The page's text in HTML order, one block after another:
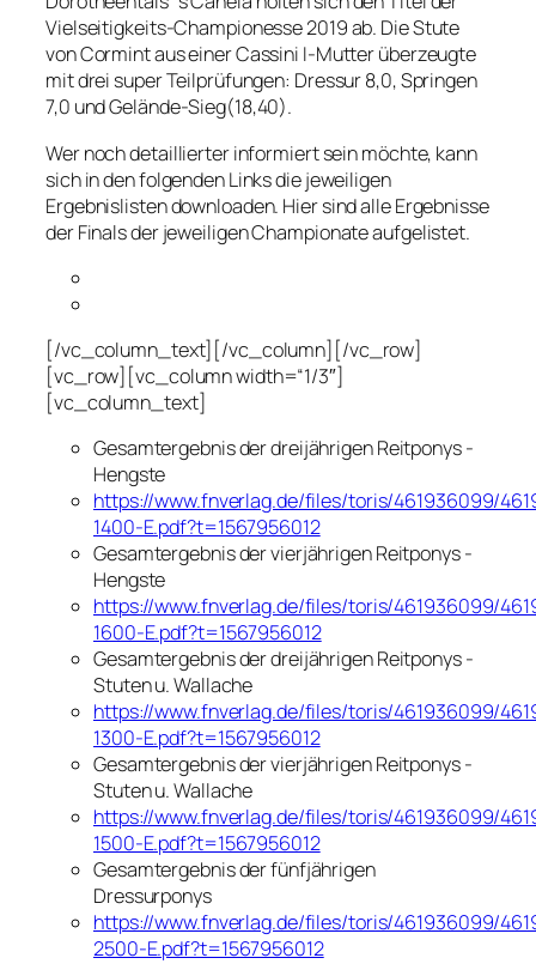
Vielseitigkeits-Championesse 2019 ab. Die Stute
von Cormint aus einer Cassini I-Mutter überzeugte
mit drei super Teilprüfungen: Dressur 8,0, Springen
7,0 und Gelände-Sieg(18,40).
Wer noch detaillierter informiert sein möchte, kann
sich in den folgenden Links die jeweiligen
Ergebnislisten downloaden. Hier sind alle Ergebnisse
der Finals der jeweiligen Championate aufgelistet.
[/vc_column_text][/vc_column][/vc_row]
[vc_row][vc_column width=“1/3″]
[vc_column_text]
Gesamtergebnis der dreijährigen Reitponys -
Hengste
https://www.fnverlag.de/files/toris/461936099/
1400-E.pdf?t=1567956012
Gesamtergebnis der vierjährigen Reitponys -
Hengste
https://www.fnverlag.de/files/toris/461936099/
1600-E.pdf?t=1567956012
Gesamtergebnis der dreijährigen Reitponys -
Stuten u. Wallache
https://www.fnverlag.de/files/toris/461936099/
1300-E.pdf?t=1567956012
Gesamtergebnis der vierjährigen Reitponys -
Stuten u. Wallache
https://www.fnverlag.de/files/toris/461936099/
1500-E.pdf?t=1567956012
Gesamtergebnis der fünfjährigen
Dressurponys
https://www.fnverlag.de/files/toris/461936099/
2500-E.pdf?t=1567956012